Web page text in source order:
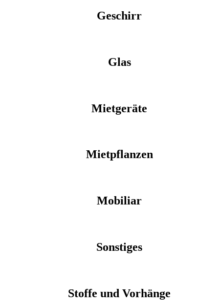
Geschirr
Glas
Mietgeräte
Mietpflanzen
Mobiliar
Sonstiges
Stoffe und Vorhänge